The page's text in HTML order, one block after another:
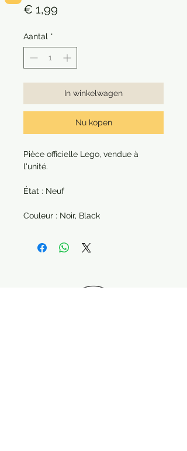
€ 1,99
Aantal *
In winkelwagen
Nu kopen
Pièce officielle Lego, vendue à
l'unité.
État : Neuf
Couleur : Noir, Black